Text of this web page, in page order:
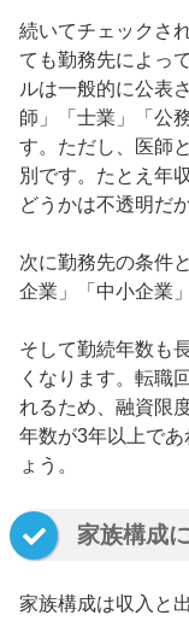
続いてチェックさ
ても勤務先によっ
ルは一般的に公表
師」「士業」「公
す。ただし、医師
別です。たとえ年
どうかは不透明だ
次に勤務先の条件
企業」「中小企業
そして勤続年数も
くなります。転職
れるため、融資限
年数が3年以上で
ょう。
家族構成
家族構成は収入と